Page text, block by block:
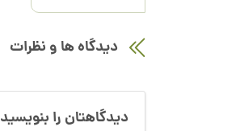
دیدگاه ها و نظرات
دیدگاهتان را بنویسید